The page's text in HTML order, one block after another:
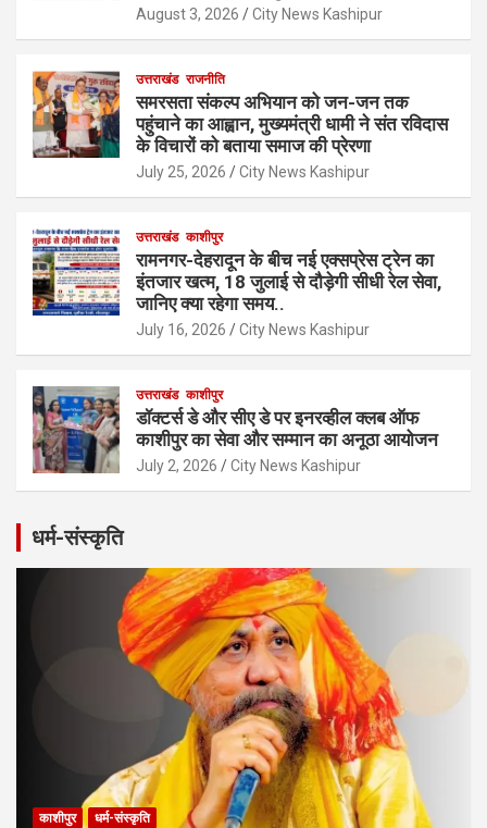
August 3, 2026 City News Kashipur
उत्तराखंड राजनीति
समरसता संकल्प अभियान को जन-जन तक
पहुंचाने का आह्वान, मुख्यमंत्री धामी ने संत रविदास
के विचारों को बताया समाज की प्रेरणा
July 25, 2026 City News Kashipur
उत्तराखंड काशीपुर
रामनगर-देहरादून के बीच नई एक्सप्रेस ट्रेन का
इंतजार खत्म, 18 जुलाई से दौड़ेगी सीधी रेल सेवा,
जानिए क्या रहेगा समय..
July 16, 2026 City News Kashipur
उत्तराखंड काशीपुर
डॉक्टर्स डे और सीए डे पर इनरव्हील क्लब ऑफ
काशीपुर का सेवा और सम्मान का अनूठा आयोजन
July 2, 2026 City News Kashipur
धर्म-संस्कृति
काशीपुर धर्म-संस्कृति